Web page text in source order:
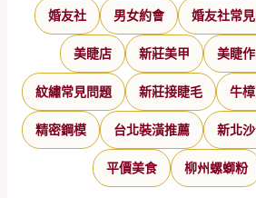
婚友社 男女約會 婚友社常
美睫店 新莊美甲 美睫
紋繡常見問題 新莊接睫毛 牛
精密鋼模 台北裝潢推薦 新北
平價美食 柳州螺螄粉